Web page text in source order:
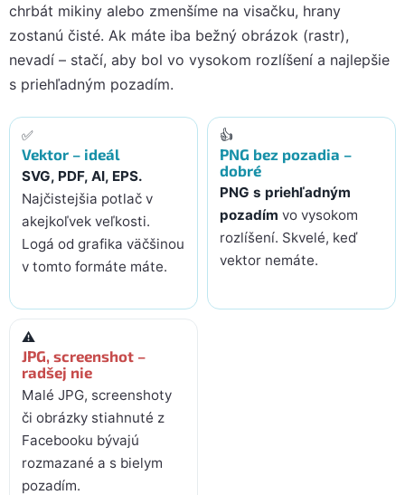
chrbát mikiny alebo zmenšíme na visačku, hrany
zostanú čisté. Ak máte iba bežný obrázok (rastr),
nevadí – stačí, aby bol vo vysokom rozlíšení a najlepšie
s priehľadným pozadím.
✅
Vektor – ideál
SVG, PDF, AI, EPS.
Najčistejšia potlač v
akejkoľvek veľkosti.
Logá od grafika väčšinou
v tomto formáte máte.
👍
PNG bez pozadia –
dobré
PNG s priehľadným
pozadím vo vysokom
rozlíšení. Skvelé, keď
vektor nemáte.
⚠️
JPG, screenshot –
radšej nie
Malé JPG, screenshoty
či obrázky stiahnuté z
Facebooku bývajú
rozmazané a s bielym
pozadím.